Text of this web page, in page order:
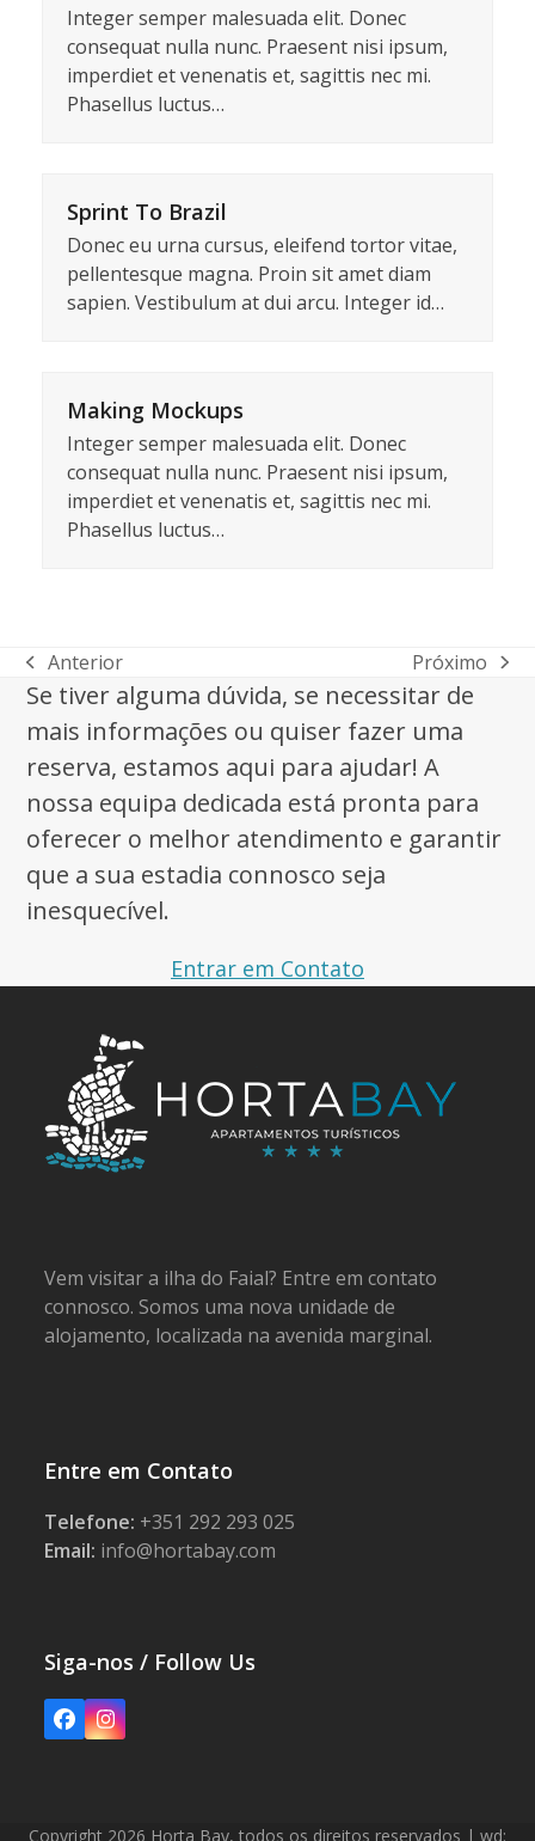
Integer semper malesuada elit. Donec
consequat nulla nunc. Praesent nisi ipsum,
imperdiet et venenatis et, sagittis nec mi.
Phasellus luctus…
Sprint To Brazil
Donec eu urna cursus, eleifend tortor vitae,
pellentesque magna. Proin sit amet diam
sapien. Vestibulum at dui arcu. Integer id…
Making Mockups
Integer semper malesuada elit. Donec
consequat nulla nunc. Praesent nisi ipsum,
imperdiet et venenatis et, sagittis nec mi.
Phasellus luctus…
previous
post:
Anterior
next
post:
Próximo
Se tiver alguma dúvida, se necessitar de
mais informações ou quiser fazer uma
reserva, estamos aqui para ajudar! A
nossa equipa dedicada está pronta para
oferecer o melhor atendimento e garantir
que a sua estadia connosco seja
inesquecível.
Entrar em Contato
Vem visitar a ilha do Faial? Entre em contato
connosco. Somos uma nova unidade de
alojamento, localizada na avenida marginal.
Entre em Contato
Telefone: +351 292 293 025
Email: info@hortabay.com
Siga-nos / Follow Us
Facebook
Instagram
Copyright 2026 Horta Bay, todos os direitos reservados | wd: